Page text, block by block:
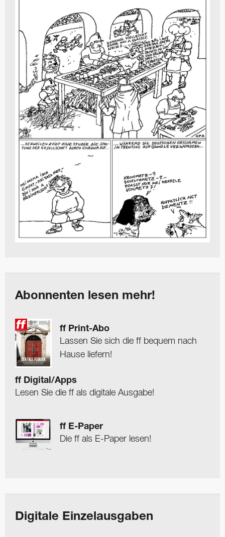
Abonnenten lesen mehr!
ff Print-Abo
Lassen Sie sich die ff bequem nach
Hause liefern!
ff Digital/Apps
Lesen Sie die ff als digitale Ausgabe!
ff E-Paper
Die ff als E-Paper lesen!
Digitale Einzelausgaben